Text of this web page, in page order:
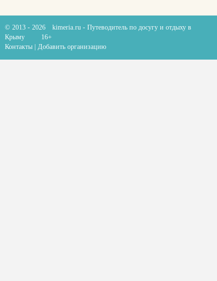
© 2013 - 2026 kimeria.ru - Путеводитель по досугу и отдыху в
Крыму
16+
Контакты
Добавить организацию